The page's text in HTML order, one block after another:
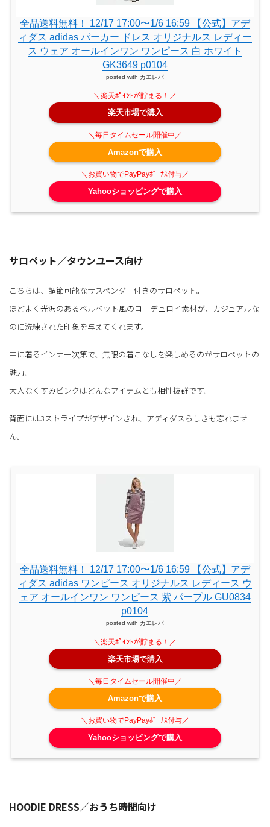
全品送料無料！ 12/17 17:00〜1/6 16:59 【公式】アデ
ィダス adidas パーカー ドレス オリジナルス レディー
ス ウェア オールインワン ワンピース 白 ホワイト
GK3649 p0104
posted with カエレバ
楽天市場で購入
Amazonで購入
Yahooショッピングで購入
サロペット／タウンユース向け
こちらは、調節可能なサスペンダー付きのサロペット。
ほどよく光沢のあるベルベット風のコーデュロイ素材が、カジュアルな
のに洗練された印象を与えてくれます。
中に着るインナー次第で、無限の着こなしを楽しめるのがサロペットの
魅力。
大人なくすみピンクはどんなアイテムとも相性抜群です。
背面には3ストライプがデザインされ、アディダスらしさも忘れませ
ん。
全品送料無料！ 12/17 17:00〜1/6 16:59 【公式】アデ
ィダス adidas ワンピース オリジナルス レディース ウ
ェア オールインワン ワンピース 紫 パープル GU0834
p0104
posted with カエレバ
楽天市場で購入
Amazonで購入
Yahooショッピングで購入
HOODIE DRESS／おうち時間向け